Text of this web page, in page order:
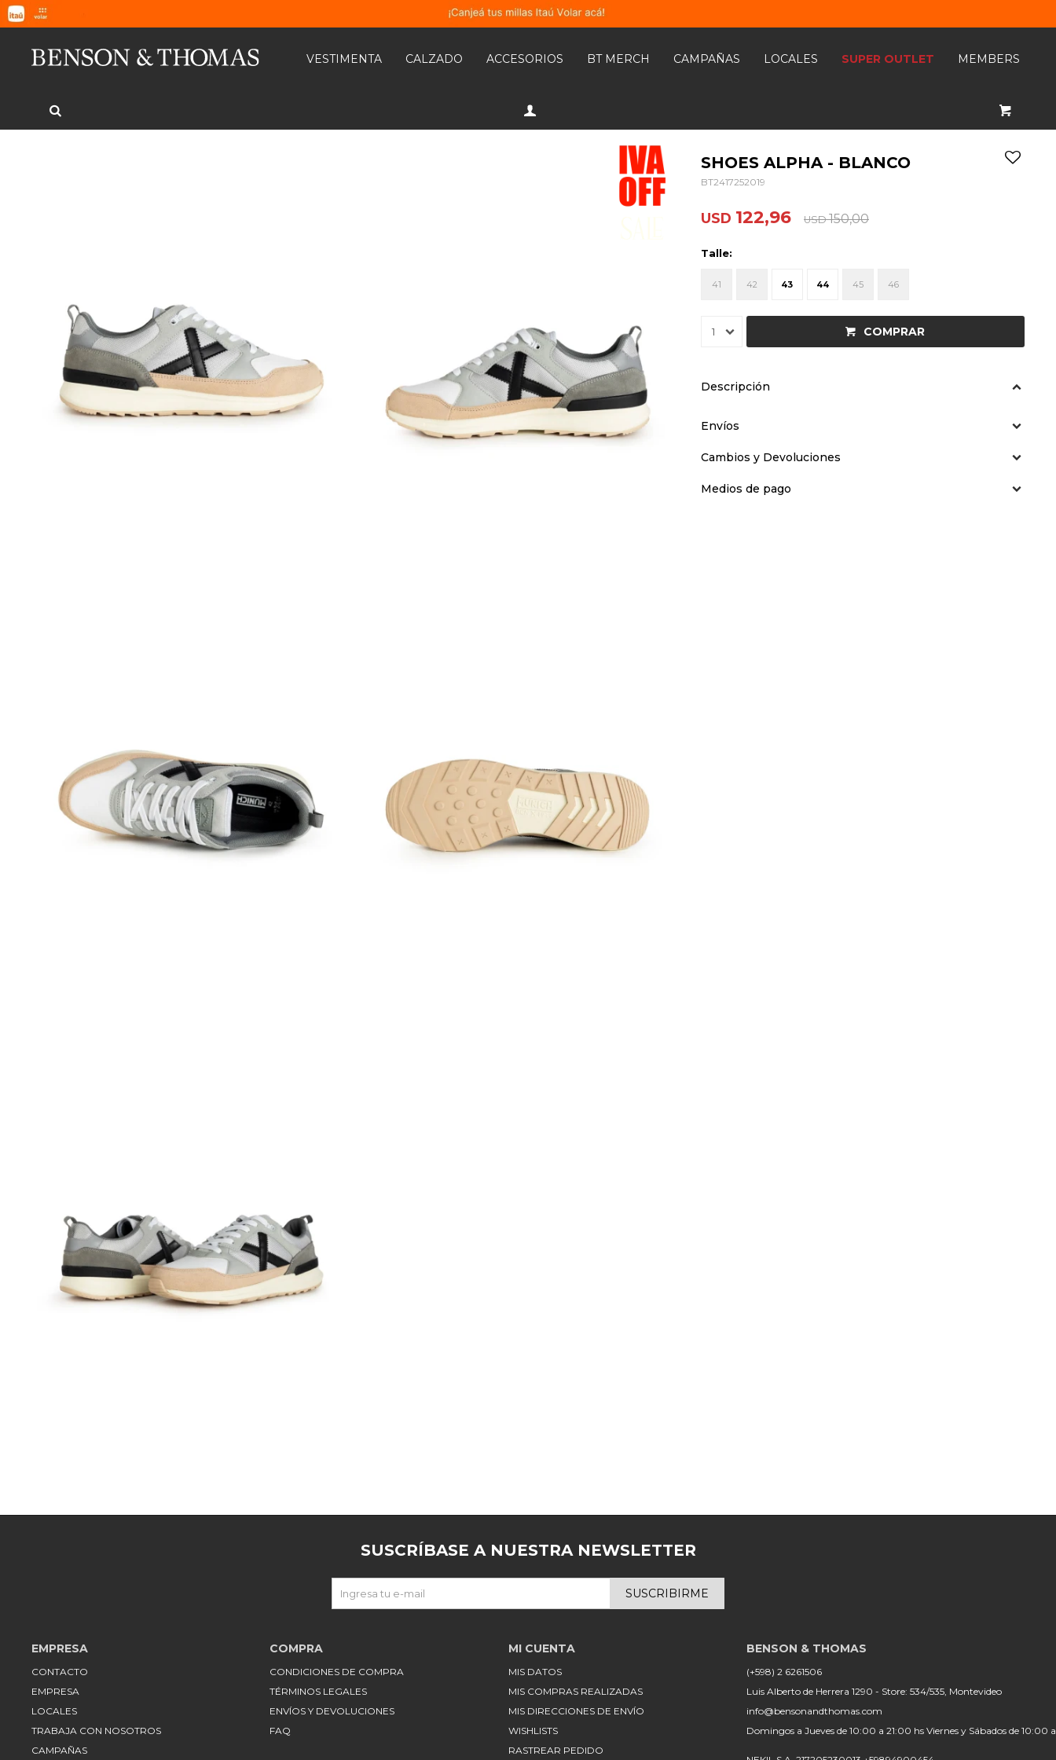
VESTIMENTA CALZADO ACCESORIOS BT MERCH CAMPAÑAS LOCALES SUPER OUTLET MEMBERS
SHOES ALPHA - BLANCO
BT2417252019
USD 122,96 USD 150,00
Talle:
41 42 43 44 45 46
1 COMPRAR
Descripción
Envíos
Cambios y Devoluciones
Medios de pago
(+598) 2 6261506
Luis Alberto de Herrera 1290 - Store: 534/535, Montevideo
info@bensonandthomas.com
Domingos a Jueves de 10:00 a 21:00 hs Viernes y Sábados de 10:00
EMPRESA
CONTACTO
EMPRESA
LOCALES
TRABAJA CON NOSOTROS
CAMPAÑAS
COMPRA
CONDICIONES DE COMPRA
TÉRMINOS LEGALES
ENVÍOS Y DEVOLUCIONES
FAQ
MI CUENTA
MIS DATOS
MIS COMPRAS REALIZADAS
MIS DIRECCIONES DE ENVÍO
WISHLISTS
RASTREAR PEDIDO
SUSCRÍBASE A NUESTRA NEWSLETTER
SUSCRIBIRME